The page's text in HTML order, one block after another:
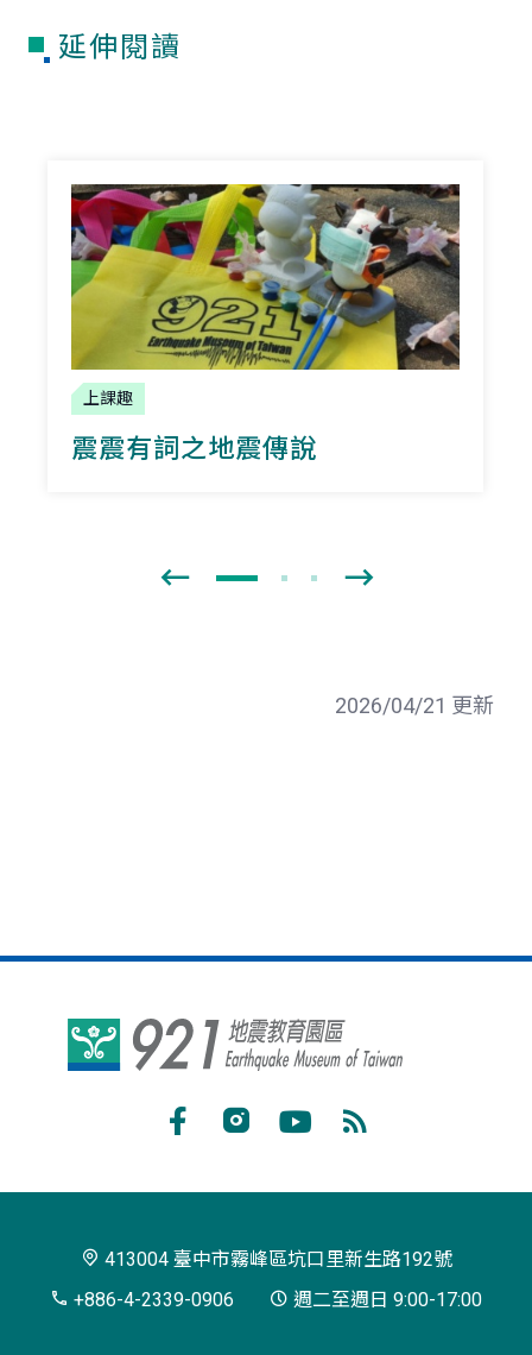
延伸閱讀
上課趣
震震有詞之地震傳說
2026/04/21 更新
921
園
區
閱
413004 臺中市霧峰區坑口里新生路192號
+886-4-2339-0906
週二至週日 9:00-17:00